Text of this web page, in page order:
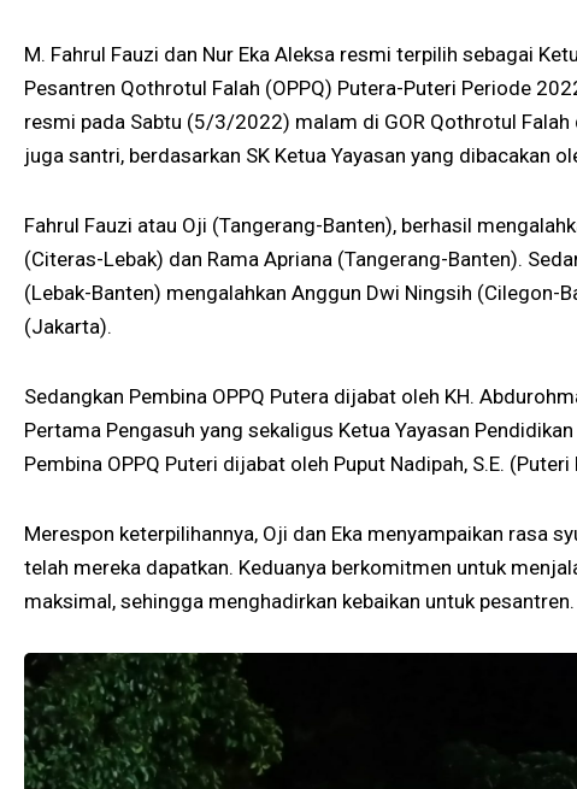
M. Fahrul Fauzi dan Nur Eka Aleksa resmi terpilih sebagai
Pesantren Qothrotul Falah (OPPQ) Putera-Puteri Periode
resmi pada Sabtu (5/3/2022) malam di GOR Qothrotul Falah
juga santri, berdasarkan SK Ketua Yayasan yang dibacakan
Fahrul Fauzi atau Oji (Tangerang-Banten), berhasil
(Citeras-Lebak) dan Rama Apriana (Tangerang-Banten).
(Lebak-Banten) mengalahkan Anggun Dwi Ningsih (Cilegon-
(Jakarta).
Sedangkan Pembina OPPQ Putera dijabat oleh KH.
Pertama Pengasuh yang sekaligus Ketua Yayasan
Pembina OPPQ Puteri dijabat oleh Puput Nadipah, S.E.
Merespon keterpilihannya, Oji dan Eka menyampaikan rasa
telah mereka dapatkan. Keduanya berkomitmen untuk
maksimal, sehingga menghadirkan kebaikan untuk pesantren.